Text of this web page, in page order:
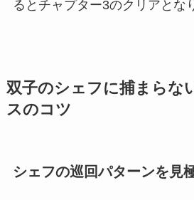
るとチャプター3のクリアとな
双子のシェフに捕まらな
スのコツ
シェフの巡回パターンを見